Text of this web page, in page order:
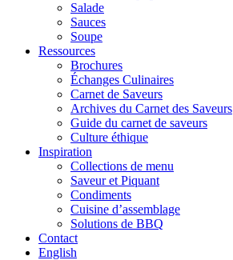
Salade
Sauces
Soupe
Ressources
Brochures
Échanges Culinaires
Carnet de Saveurs
Archives du Carnet des Saveurs
Guide du carnet de saveurs
Culture éthique
Inspiration
Collections de menu
Saveur et Piquant
Condiments
Cuisine d’assemblage
Solutions de BBQ
Contact
English